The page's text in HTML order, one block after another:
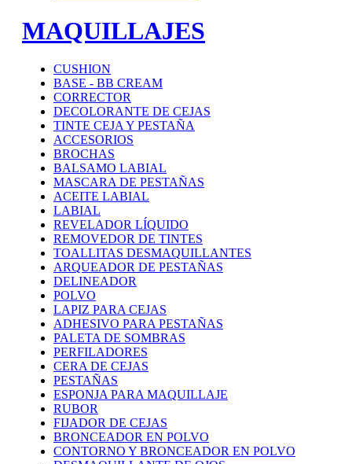
MAQUILLAJES
CUSHION
BASE - BB CREAM
CORRECTOR
DECOLORANTE DE CEJAS
TINTE CEJA Y PESTAÑA
ACCESORIOS
BROCHAS
BALSAMO LABIAL
MASCARA DE PESTAÑAS
ACEITE LABIAL
LABIAL
REVELADOR LÍQUIDO
REMOVEDOR DE TINTES
TOALLITAS DESMAQUILLANTES
ARQUEADOR DE PESTAÑAS
DELINEADOR
POLVO
LAPIZ PARA CEJAS
ADHESIVO PARA PESTAÑAS
PALETA DE SOMBRAS
PERFILADORES
CERA DE CEJAS
PESTAÑAS
ESPONJA PARA MAQUILLAJE
RUBOR
FIJADOR DE CEJAS
BRONCEADOR EN POLVO
CONTORNO Y BRONCEADOR EN POLVO